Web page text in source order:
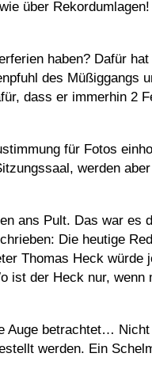
über
haben? Dafür hat
des Müßiggangs
dass er immerhin 2
für Fotos
werden aber
ans Pult. Das war es
Die heutige
Thomas Heck würde
ist der Heck nur, wenn
Auge betrachtet…
werden. Ein